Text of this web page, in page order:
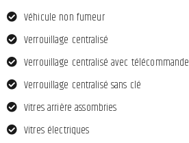
Véhicule non fumeur
Verrouillage centralisé
Verrouillage centralisé avec télécommande
Verrouillage centralisé sans clé
Vitres arrière assombries
Vitres électriques